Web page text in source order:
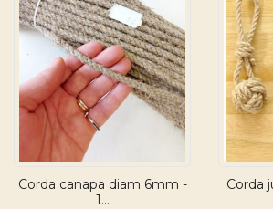
Corda canapa diam 6mm -
1...
Corda